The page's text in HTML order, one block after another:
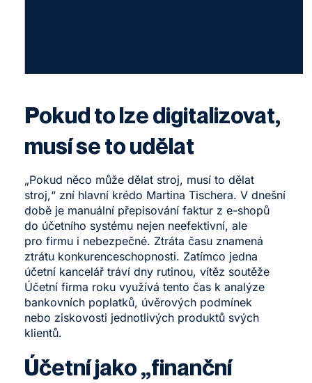
Pokud to lze digitalizovat,
musí se to udělat
„Pokud něco může dělat stroj, musí to dělat
stroj,“ zní hlavní krédo Martina Tischera. V dnešní
době je manuální přepisování faktur z e-shopů
do účetního systému nejen neefektivní, ale
pro firmu i nebezpečné. Ztráta času znamená
ztrátu konkurenceschopnosti. Zatímco jedna
účetní kancelář tráví dny rutinou, vítěz soutěže
Účetní firma roku využívá tento čas k analýze
bankovních poplatků, úvěrových podmínek
nebo ziskovosti jednotlivých produktů svých
klientů.
Účetní jako „finanční